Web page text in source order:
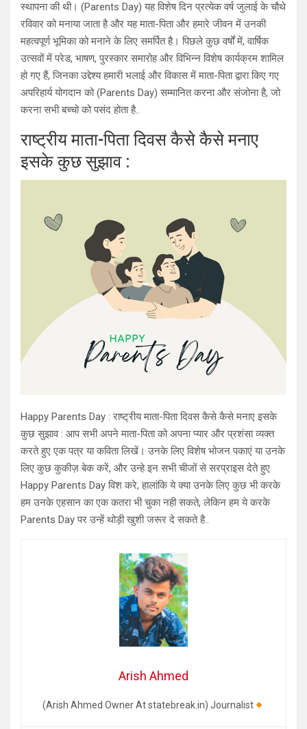
स्थापना की थी। (Parents Day) यह विशेष दिन प्रत्येक वर्ष जुलाई के चौथे
रविवार को मनाया जाता है और यह माता-पिता और हमारे जीवन में उनकी
महत्वपूर्ण भूमिका को मनाने के लिए समर्पित है। पिछले कुछ वर्षों में, वार्षिक
उत्सवों में परेड, भाषण, पुरस्कार समारोह और विभिन्न विशेष कार्यक्रम शामिल
हो गए हैं, जिनका उद्देश्य हमारी भलाई और विकास में माता-पिता द्वारा किए गए
अपरिहार्य योगदान को (Parents Day) सम्मानित करना और संजोना है, जो
करना सभी बच्चो को पसंद होता है..
राष्ट्रीय माता-पिता दिवस कैसे कैसे मनाए
इसके कुछ सुझाव :
Happy Parents Day : राष्ट्रीय माता-पिता दिवस कैसे कैसे मनाए इसके
कुछ सुझाव : आप सभी अपने माता-पिता को अपना प्यार और प्रशंसा व्यक्त
करते हुए एक पत्र या कविता लिखें। उनके लिए विशेष भोजन पकाएं या उनके
लिए कुछ कुकीज़ बेक करें, और उन्हे इन सभी चीजों से सरप्राइस देते हुए
Happy Parents Day विश करे, हालांकि ये क्या उनके लिए कुछ भी करके
हम उनके एहसान का एक कतरा भी चुका नही सकते, लेकिन हम ये करके
Parents Day पर उन्हें थोड़ी खुशी जरूर दे सकते है..
Arish Ahmed
(Arish Ahmed Owner At statebreak.in) Journalist